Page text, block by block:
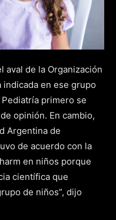
aval de la Organización
indicada en ese grupo
primero se
opinión. En cambio,
Argentina de
de acuerdo con la
en niños porque
científica que
de niños”, dijo